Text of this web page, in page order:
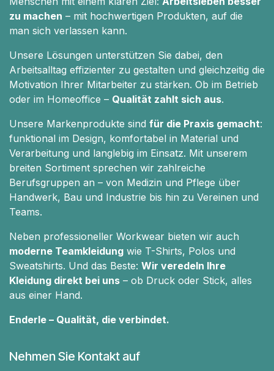
zu machen – mit hochwertigen Produkten, auf die
man sich verlassen kann.
Unsere Lösungen unterstützen Sie dabei, den
Arbeitsalltag effizienter zu gestalten und gleichzeitig die
Motivation Ihrer Mitarbeiter zu stärken. Ob im Betrieb
oder im Homeoffice – Qualität zahlt sich aus.
Unsere Markenprodukte sind für die Praxis gemacht:
funktional im Design, komfortabel in Material und
Verarbeitung und langlebig im Einsatz. Mit unserem
breiten Sortiment sprechen wir zahlreiche
Berufsgruppen an – von Medizin und Pflege über
Handwerk, Bau und Industrie bis hin zu Vereinen und
Teams.
Neben professioneller Workwear bieten wir auch
moderne Teamkleidung wie T-Shirts, Polos und
Sweatshirts. Und das Beste: Wir veredeln Ihre
Kleidung direkt bei uns – ob Druck oder Stick, alles
aus einer Hand.
Enderle – Qualität, die verbindet.
Nehmen Sie Kontakt auf